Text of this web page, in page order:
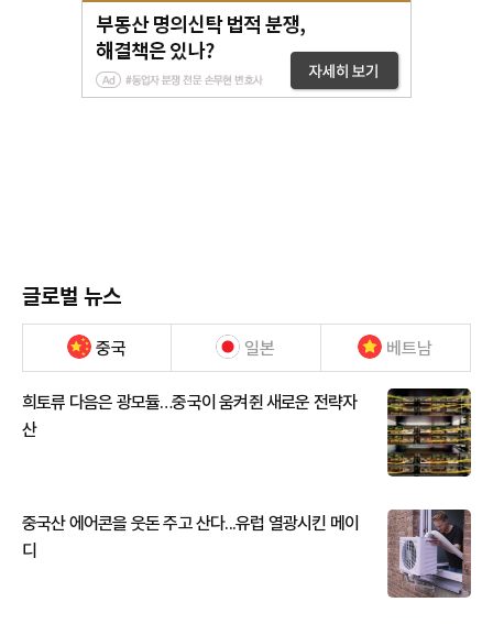
글로벌 뉴스
중국 일본 베트남
희토류 다음은 광모듈…중국이 움켜쥔 새로운 전략자
산
중국산 에어콘을 웃돈 주고 산다...유럽 열광시킨 메이
디